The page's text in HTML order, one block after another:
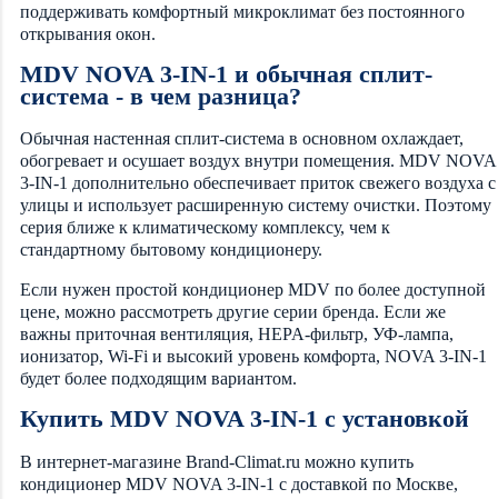
поддерживать комфортный микроклимат без постоянного
открывания окон.
MDV NOVA 3-IN-1 и обычная сплит-
система - в чем разница?
Обычная настенная сплит-система в основном охлаждает,
обогревает и осушает воздух внутри помещения. MDV NOVA
3-IN-1 дополнительно обеспечивает приток свежего воздуха с
улицы и использует расширенную систему очистки. Поэтому
серия ближе к климатическому комплексу, чем к
стандартному бытовому кондиционеру.
Если нужен простой кондиционер MDV по более доступной
цене, можно рассмотреть другие серии бренда. Если же
важны приточная вентиляция, HEPA-фильтр, УФ-лампа,
ионизатор, Wi-Fi и высокий уровень комфорта, NOVA 3-IN-1
будет более подходящим вариантом.
Купить MDV NOVA 3-IN-1 с установкой
В интернет-магазине Brand-Climat.ru можно купить
кондиционер MDV NOVA 3-IN-1 с доставкой по Москве,